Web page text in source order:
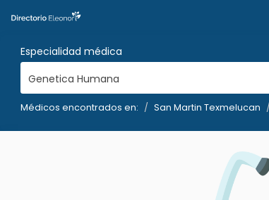
Especialidad médica
Genetica Humana
Médicos encontrados en: San Martin Texmelucan